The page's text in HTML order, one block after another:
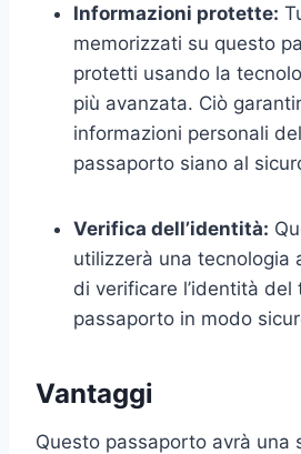
Informazioni protette:
memorizzati su questo
protetti usando la
più avanzata. Ciò
informazioni personali
passaporto siano al
Verifica dell’identità:
utilizzerà una tecnologia
di verificare l’identità del
passaporto in modo
Vantaggi
Questo passaporto avrà una